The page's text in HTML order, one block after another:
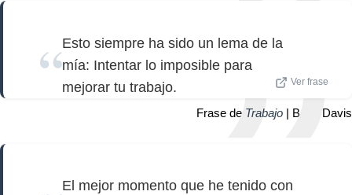
Esto siempre ha sido un lema de la
mía: Intentar lo imposible para
mejorar tu trabajo.
Ver frase
Frase de Trabajo | Bette Davis
El mejor momento que he tenido con